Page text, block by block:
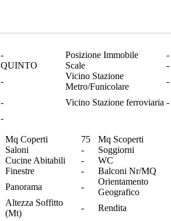
- Posizione Immobile
-
QUINTO Scale
-
-
Vicino Stazione
Metro/Funicolare
-
- Vicino Stazione ferroviaria -
-
Mq Coperti 75
Mq Scoperti
Saloni -
Soggiorni
Cucine Abitabili -
WC
Finestre -
Balconi Nr/MQ
Panorama -
Orientamento
Geografico
Altezza Soffitto
(Mt)
-
Rendita